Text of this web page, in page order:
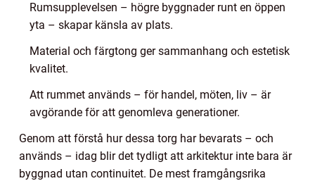
Rumsupplevelsen – högre byggnader runt en öppen
yta – skapar känsla av plats.
Material och färgtong ger sammanhang och estetisk
kvalitet.
Att rummet används – för handel, möten, liv – är
avgörande för att genomleva generationer.
Genom att förstå hur dessa torg har bevarats – och
används – idag blir det tydligt att arkitektur inte bara är
byggnad utan continuitet. De mest framgångsrika